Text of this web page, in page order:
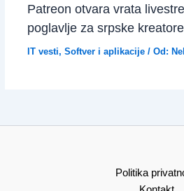
Patreon otvara vrata
poglavlje za srpske
IT vesti, Softver i aplikacije/ Od:
Politika